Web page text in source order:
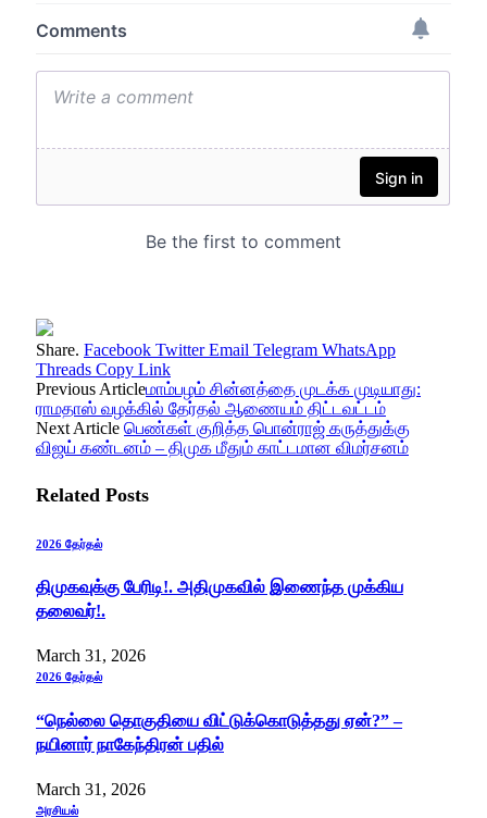
Share. Facebook Twitter Email Telegram WhatsApp
Threads Copy Link
Previous Articleமாம்பழம் சின்னத்தை முடக்க முடியாது:
ராமதாஸ் வழக்கில் தேர்தல் ஆணையம் திட்டவட்டம்
Next Article பெண்கள் குறித்த பொன்ராஜ் கருத்துக்கு
விஜய் கண்டனம் – திமுக மீதும் காட்டமான விமர்சனம்
Related Posts
2026 தேர்தல்
திமுகவுக்கு பேரிடி!. அதிமுகவில் இணைந்த முக்கிய
தலைவர்!.
March 31, 2026
2026 தேர்தல்
“நெல்லை தொகுதியை விட்டுக்கொடுத்த‌து ஏன்?” –
நயினார் நாகேந்திரன் பதில்
March 31, 2026
அரசியல்